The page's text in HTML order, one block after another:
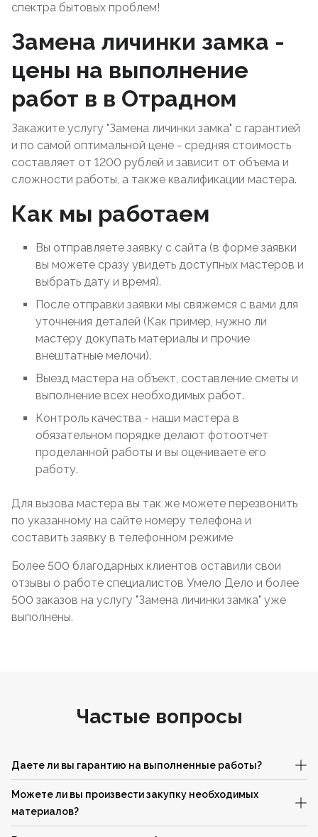
спектра бытовых проблем!
Замена личинки замка -
цены на выполнение
работ в в Отрадном
Закажите услугу "Замена личинки замка" с гарантией
и по самой оптимальной цене - средняя стоимость
составляет от 1200 рублей и зависит от объема и
сложности работы, а также квалификации мастера.
Как мы работаем
Вы отправляете заявку с сайта (в форме заявки
вы можете сразу увидеть доступных мастеров и
выбрать дату и время).
После отправки заявки мы свяжемся с вами для
уточнения деталей (Как пример, нужно ли
мастеру докупать материалы и прочие
внештатные мелочи).
Выезд мастера на объект, составление сметы и
выполнение всех необходимых работ.
Контроль качества - наши мастера в
обязательном порядке делают фотоотчет
проделанной работы и вы оцениваете его
работу.
Для вызова мастера вы так же можете перезвонить
по указанному на сайте номеру телефона и
составить заявку в телефонном режиме
Более 500 благодарных клиентов оставили свои
отзывы о работе специалистов Умело Дело и более
500 заказов на услугу "Замена личинки замка" уже
выполнены.
Частые вопросы
Даете ли вы гарантию на выполненные работы?
Можете ли вы произвести закупку необходимых
материалов?